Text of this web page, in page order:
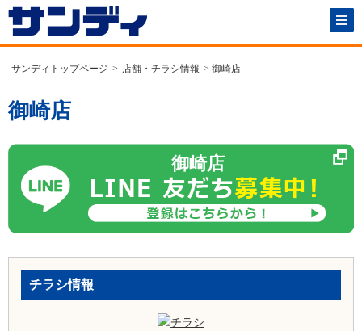
サンディトップページ > 店舗・チラシ情報 > 御崎店
御崎店
御崎店
チラシ情報